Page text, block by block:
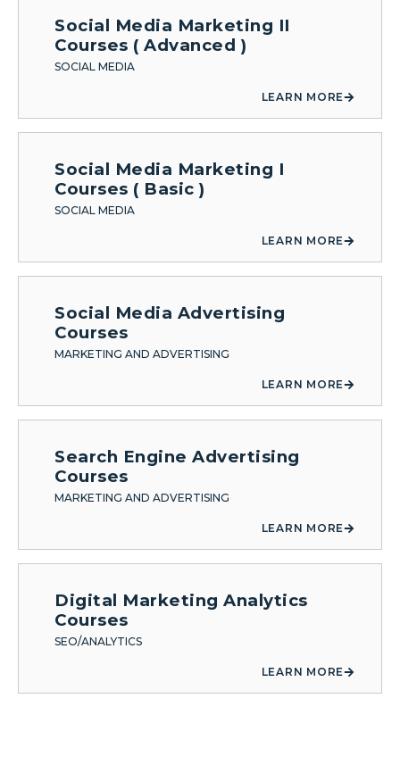
Social Media Marketing II
Courses ( Advanced )
SOCIAL MEDIA
LEARN MORE
Social Media Marketing I
Courses ( Basic )
SOCIAL MEDIA
LEARN MORE
Social Media Advertising
Courses
MARKETING AND ADVERTISING
LEARN MORE
Search Engine Advertising
Courses
MARKETING AND ADVERTISING
LEARN MORE
Digital Marketing Analytics
Courses
SEO/ANALYTICS
LEARN MORE